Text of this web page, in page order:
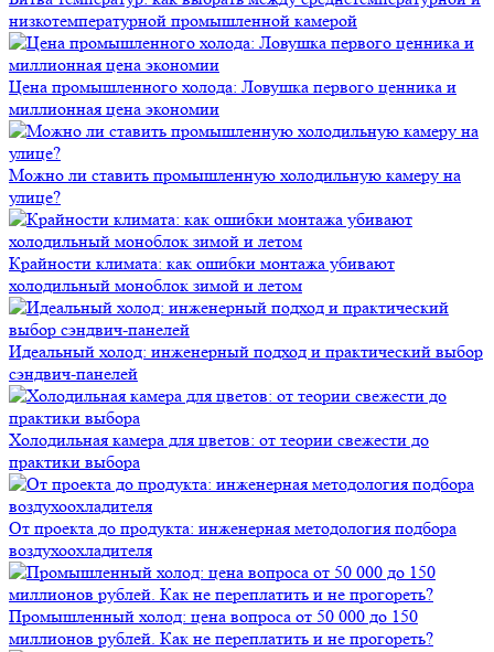
низкотемпературной промышленной камерой
Цена промышленного холода: Ловушка первого ценника и
миллионная цена экономии
Можно ли ставить промышленную холодильную камеру на
улице?
Крайности климата: как ошибки монтажа убивают
холодильный моноблок зимой и летом
Идеальный холод: инженерный подход и практический выбор
сэндвич-панелей
Холодильная камера для цветов: от теории свежести до
практики выбора
От проекта до продукта: инженерная методология подбора
воздухоохладителя
Промышленный холод: цена вопроса от 50 000 до 150
миллионов рублей. Как не переплатить и не прогореть?